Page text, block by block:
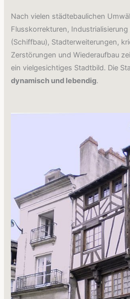
Nach vielen städtebaulichen
Flusskorrekturen,
(Schiffbau), Stadterweiterungen,
Zerstörungen und Wiederaufbau
ein vielgesichtiges Stadtbild. Die
dynamisch und lebendig.